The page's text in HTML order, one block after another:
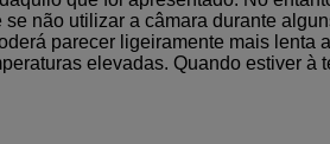
não utilizar a câmara durante
parecer ligeiramente mais lenta
elevadas. Quando estiver à